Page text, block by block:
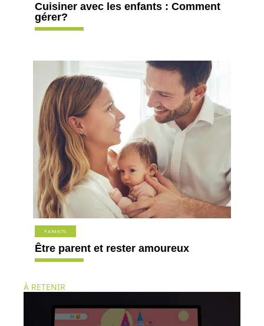
Cuisiner avec les enfants : Comment
gérer?
PARENTS
Être parent et rester amoureux
À RETENIR